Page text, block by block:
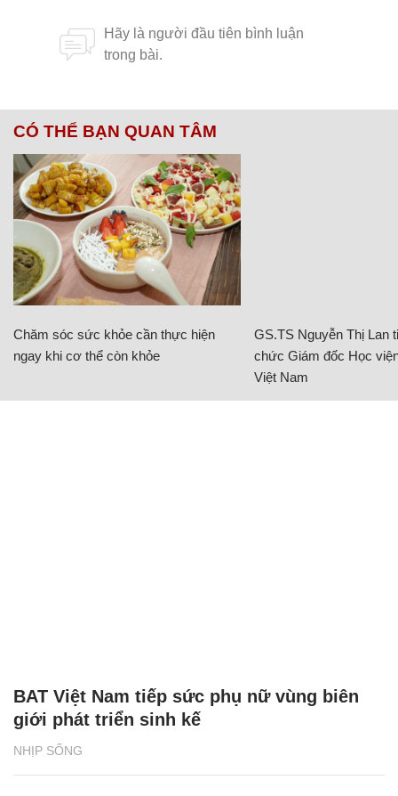
CÓ THỂ BẠN QUAN TÂM
Chăm sóc sức khỏe cần thực hiện
ngay khi cơ thể còn khỏe
GS.TS Nguyễn Thị Lan
chức Giám đốc Học
Việt Nam
NHỊP SỐNG
BAT Việt Nam tiếp sức phụ nữ vùng biên
giới phát triển sinh kế